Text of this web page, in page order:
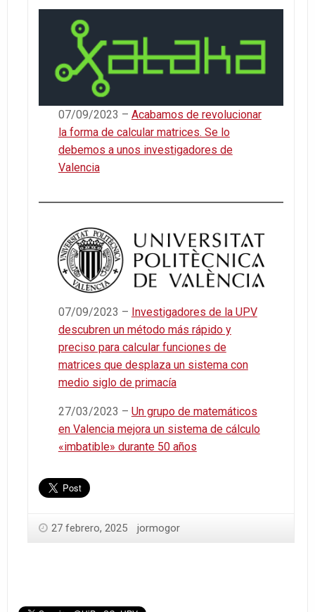
07/09/2023 – Acabamos de revolucionar
la forma de calcular matrices. Se lo
debemos a unos investigadores de
Valencia
07/09/2023 – Investigadores de la UPV
descubren un método más rápido y
preciso para calcular funciones de
matrices que desplaza un sistema con
medio siglo de primacía
27/03/2023 – Un grupo de matemáticos
en Valencia mejora un sistema de cálculo
«imbatible» durante 50 años
27 febrero, 2025 jormogor